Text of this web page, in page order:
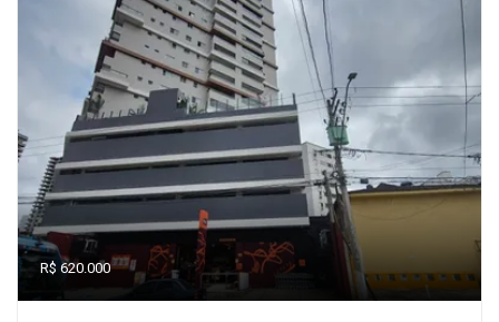
R$ 620.000